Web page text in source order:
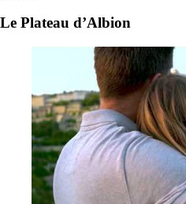
Le Plateau d’Albion